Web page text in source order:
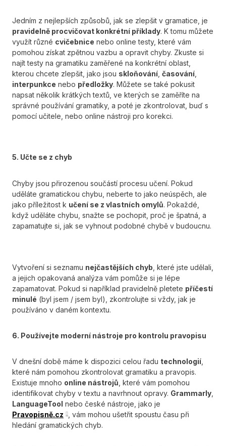
Jedním z nejlepších způsobů, jak se zlepšit v gramatice, je
pravidelně procvičovat konkrétní příklady. K tomu můžete
využít různé cvičebnice nebo online testy, které vám
pomohou získat zpětnou vazbu a opravit chyby. Zkuste si
najít testy na gramatiku zaměřené na konkrétní oblast,
kterou chcete zlepšit, jako jsou skloňování časování
interpunkce nebo předložky. Můžete se také pokusit
napsat několik krátkých textů, ve kterých se zaměříte na
správné používání gramatiky, a poté je zkontrolovat, buď s
pomocí učitele, nebo online nástroji pro korekci.
5. Učte se z chyb
Chyby jsou přirozenou součástí procesu učení. Pokud
uděláte gramatickou chybu, neberte to jako neúspěch, ale
jako příležitost k učení se z vlastních omylů. Pokaždé,
když uděláte chybu, snažte se pochopit, proč je špatná, a
zapamatujte si, jak se vyhnout podobné chybě v budoucnu.
Vytvoření si seznamu nejčastějších chyb , které jste udělali,
a jejich opakovaná analýza vám pomůže si je lépe
zapamatovat. Pokud si například pravidelně pletete příčestí
minulé (byl jsem / jsem byl), zkontrolujte si vždy, jak je
používáno v daném kontextu.
6. Používejte moderní nástroje pro kontrolu pravopisu
V dnešní době máme k dispozici celou řadu technologií
které nám pomohou zkontrolovat gramatiku a pravopis.
Existuje mnoho online nástrojů , které vám pomohou
identifikovat chyby v textu a navrhnout opravy. Grammarly
LanguageTool nebo české nástroje, jako je
Pravopisně.cz
, vám mohou ušetřit spoustu času při
hledání gramatických chyb.